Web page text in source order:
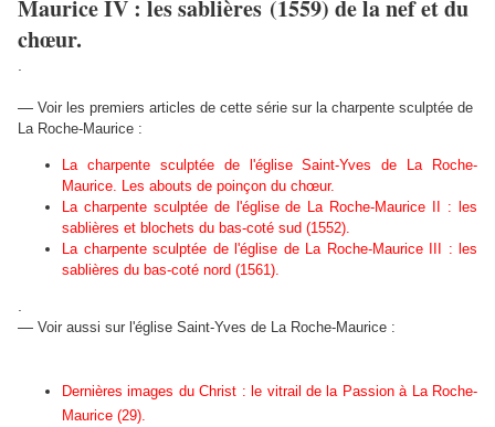
Maurice IV : les sablières (1559) de la nef et du
chœur.
— Voir les premiers articles de cette série sur la charpente sculptée de
La Roche-Maurice :
La charpente sculptée de l'église Saint-Yves de La Roche-
Maurice. Les abouts de poinçon du chœur.
La charpente sculptée de l'église de La Roche-Maurice II : les
sablières et blochets du bas-coté sud (1552).
La charpente sculptée de l'église de La Roche-Maurice III : les
sablières du bas-coté nord (1561).
— Voir aussi sur l'église Saint-Yves de La Roche-Maurice :
Dernières images du Christ : le vitrail de la Passion à La Roche-
Maurice (29).